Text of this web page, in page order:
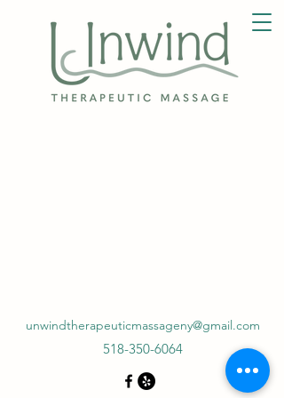
unwindtherapeuticmassageny@gmail.com
518-350-6064